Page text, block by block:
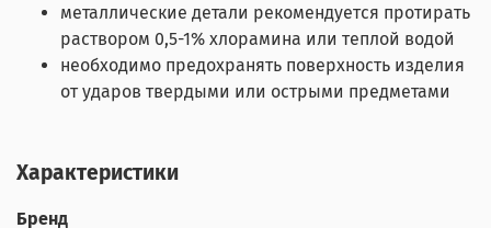
металлические детали рекомендуется протирать
раствором 0,5-1% хлорамина или теплой водой
необходимо предохранять поверхность изделия
от ударов твердыми или острыми предметами
Характеристики
Бренд